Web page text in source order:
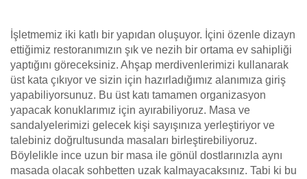
İşletmemiz iki katlı bir yapıdan oluşuyor. İçini özenle dizayn
ettiğimiz restoranımızın şık ve nezih bir ortama ev sahipliği
yaptığını göreceksiniz. Ahşap merdivenlerimizi kullanarak
üst kata çıkıyor ve sizin için hazırladığımız alanımıza giriş
yapabiliyorsunuz. Bu üst katı tamamen organizasyon
yapacak konuklarımız için ayırabiliyoruz. Masa ve
sandalyelerimizi gelecek kişi sayışınıza yerleştiriyor ve
talebiniz doğrultusunda masaları birleştirebiliyoruz.
Böylelikle ince uzun bir masa ile gönül dostlarınızla aynı
masada olacak sohbetten uzak kalmayacaksınız. Tabi ki bu